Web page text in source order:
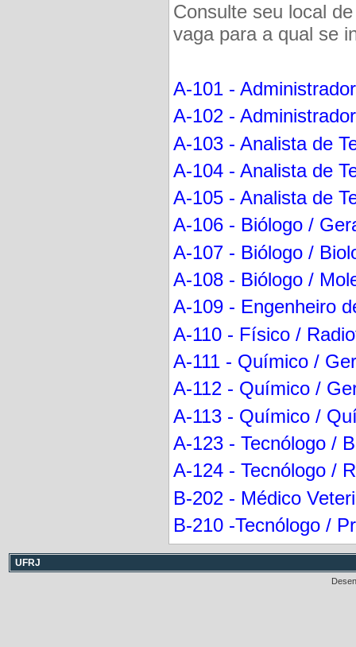
Consulte seu local
vaga para a qual se
A-101 -
A-102 -
A-103 - Analista de
A-104 - Analista de
A-105 - Analista de
A-106 - Biólogo /
A-107 - Biólogo /
A-108 - Biólogo /
A-109 - Engenheiro
A-110 - Físico /
A-111 - Químico /
A-112 - Químico /
A-113 - Químico /
A-123 - Tecnólogo /
A-124 - Tecnólogo /
B-202 - Médico
B-210 -Tecnólogo /
UFRJ